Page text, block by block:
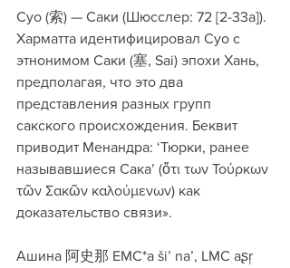
Суо (索) — Саки (Шюсслер: 72 [2-33a]).
Харматта идентифицировал Суо с
этнонимом Саки (塞, Sai) эпохи Хань,
предполагая, что это два
представления разных групп
сакского происхождения. Беквит
приводит Менандра: ‘Тюрки, ранее
называвшиеся Сака’ (ὅτι των Τούρκων
τῶν Σακῶν καλούμενων) как
доказательство связи».
Ашина 阿史那 EMC*a ši’ na’, LMC aʂŗ